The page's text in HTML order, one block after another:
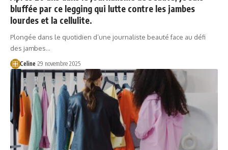
bluffée par ce legging qui lutte contre les jambes
lourdes et la cellulite.
Plongée dans le quotidien d’une journaliste beauté face au défi
des jambes…
Celine 29 novembre 2025